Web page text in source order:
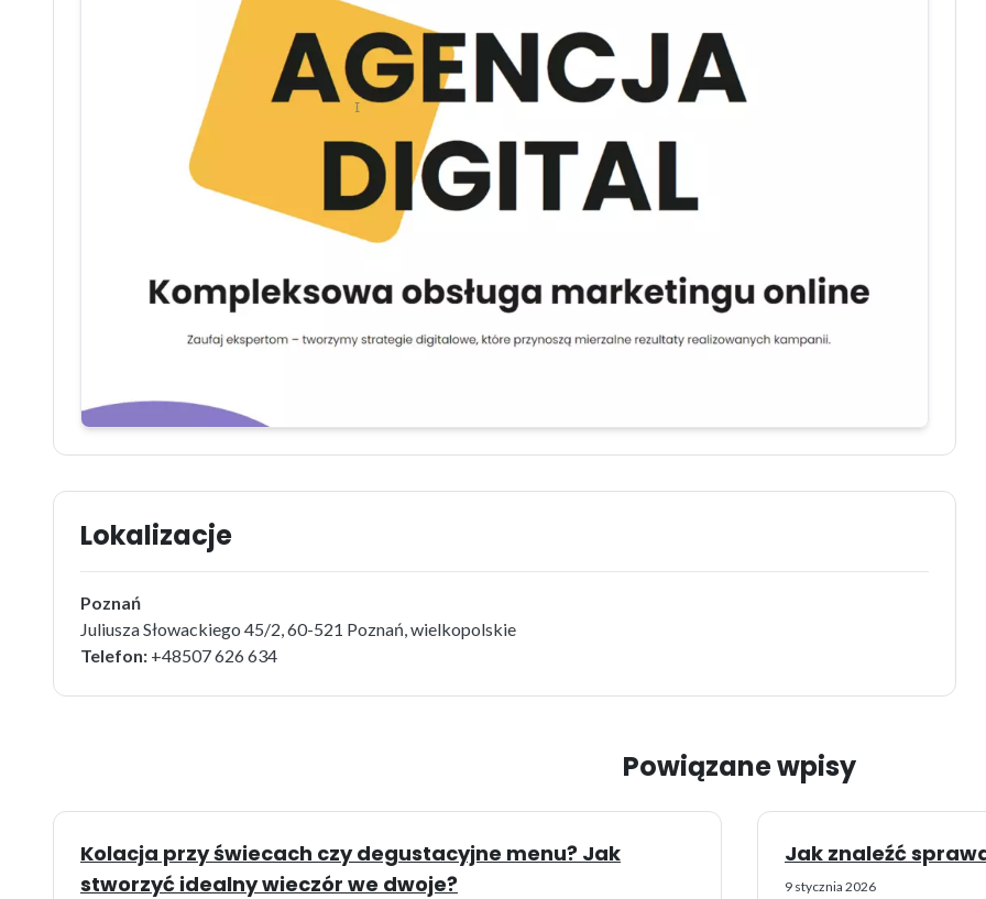
Lokalizacje
Poznań
Juliusza Słowackiego 45/2, 60-521 Poznań, wielkopolskie
Telefon: +48507 626 634
Powiązane wpisy
Kolacja przy świecach czy degustacyjne menu? Jak
stworzyć idealny wieczór we dwoje?
Jak znaleźć
9 stycznia 2026